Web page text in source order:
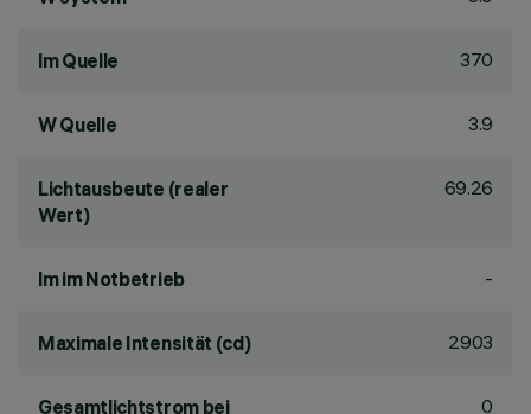
lm Quelle 370
W Quelle 3.9
Lichtausbeute (realer
Wert)
69.26
lm im Notbetrieb -
Maximale Intensität (cd) 2903
Gesamtlichtstrom bei 0